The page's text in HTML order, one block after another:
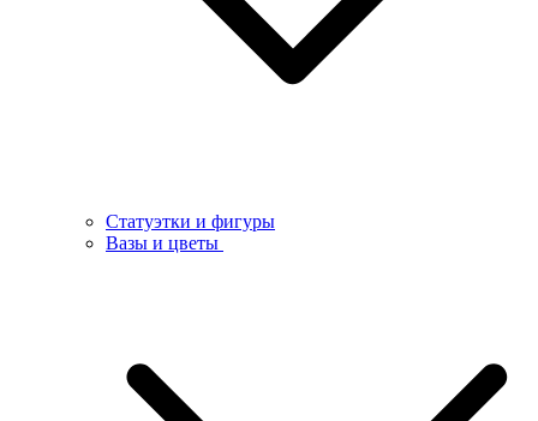
Статуэтки и фигуры
Вазы и цветы